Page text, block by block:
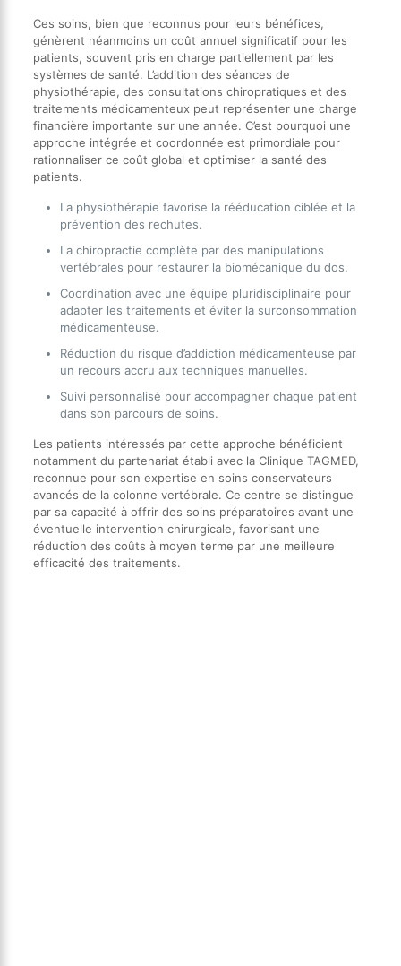
Ces soins, bien que reconnus pour leurs bénéfices,
génèrent néanmoins un coût annuel significatif pour les
patients, souvent pris en charge partiellement par les
systèmes de santé. L’addition des séances de
physiothérapie, des consultations chiropratiques et des
traitements médicamenteux peut représenter une charge
financière importante sur une année. C’est pourquoi une
approche intégrée et coordonnée est primordiale pour
rationnaliser ce coût global et optimiser la santé des
patients.
La physiothérapie favorise la rééducation ciblée et la
prévention des rechutes.
La chiropractie complète par des manipulations
vertébrales pour restaurer la biomécanique du dos.
Coordination avec une équipe pluridisciplinaire pour
adapter les traitements et éviter la surconsommation
médicamenteuse.
Réduction du risque d’addiction médicamenteuse par
un recours accru aux techniques manuelles.
Suivi personnalisé pour accompagner chaque patient
dans son parcours de soins.
Les patients intéressés par cette approche bénéficient
notamment du partenariat établi avec la Clinique TAGMED,
reconnue pour son expertise en soins conservateurs
avancés de la colonne vertébrale. Ce centre se distingue
par sa capacité à offrir des soins préparatoires avant une
éventuelle intervention chirurgicale, favorisant une
réduction des coûts à moyen terme par une meilleure
efficacité des traitements.